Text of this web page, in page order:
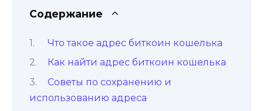
Содержание
Что такое адрес биткоин кoшелька
Как найти адрес биткоин кошелька
Cоветы по сохранению и
использованию адреса